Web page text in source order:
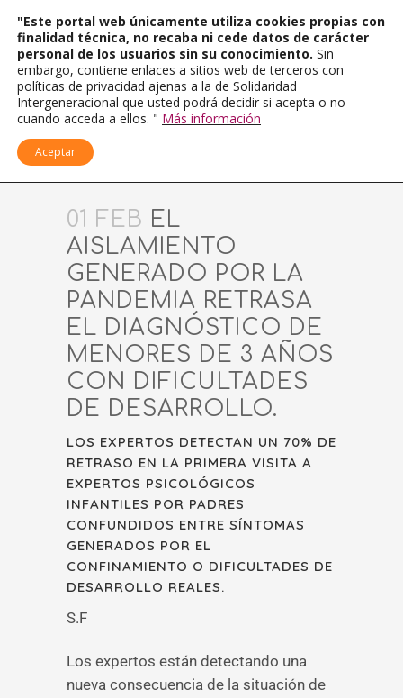
01 FEB EL
AISLAMIENTO
GENERADO POR LA
PANDEMIA RETRASA
EL DIAGNÓSTICO DE
MENORES DE 3 AÑOS
CON DIFICULTADES
DE DESARROLLO.
LOS EXPERTOS DETECTAN UN 70% DE
RETRASO EN LA PRIMERA VISITA A
EXPERTOS PSICOLÓGICOS
INFANTILES POR PADRES
CONFUNDIDOS ENTRE SÍNTOMAS
GENERADOS POR EL
CONFINAMIENTO O DIFICULTADES DE
DESARROLLO REALES.
S.F
Los expertos están detectando una
nueva consecuencia de la situación de
"Este portal web únicamente utiliza cookies propias con
finalidad técnica, no recaba ni cede datos de carácter
personal de los usuarios sin su conocimiento. Sin
embargo, contiene enlaces a sitios web de terceros con
políticas de privacidad ajenas a la de Solidaridad
Intergeneracional que usted podrá decidir si acepta o no
cuando acceda a ellos. " Más información
Aceptar